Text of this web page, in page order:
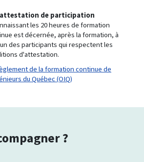
attestation de participation
les 20 heures de formation
est décernée, après la formation, à
des participants qui respectent les
d'attestation.
de la formation continue de
du Québec (OIQ)
?